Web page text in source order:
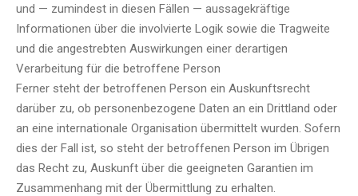
und — zumindest in diesen Fällen — aussagekräftige
Informationen über die involvierte Logik sowie die Tragweite
und die angestrebten Auswirkungen einer derartigen
Verarbeitung für die betroffene Person
Ferner steht der betroffenen Person ein Auskunftsrecht
darüber zu, ob personenbezogene Daten an ein Drittland oder
an eine internationale Organisation übermittelt wurden. Sofern
dies der Fall ist, so steht der betroffenen Person im Übrigen
das Recht zu, Auskunft über die geeigneten Garantien im
Zusammenhang mit der Übermittlung zu erhalten.